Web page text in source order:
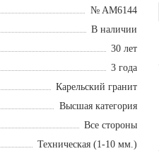
№ AM6144
В наличии
30 лет
3 года
Карельский гранит
Высшая категория
Все стороны
Техническая (1-10 мм.)